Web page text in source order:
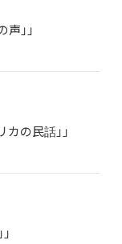
」」
の民話」」